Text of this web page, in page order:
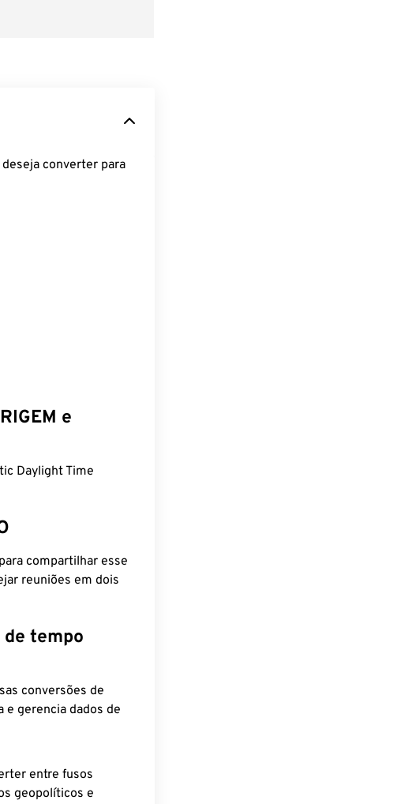
converter para
e
Daylight Time
compartilhar esse
reuniões em dois
tempo
conversões de
e gerencia dados de
entre fusos
geopolíticos e